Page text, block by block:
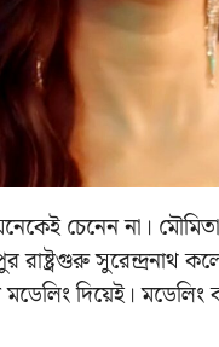
চেনেন না।
রাষ্ট্রগুরু
দিয়েই।মডেলিং